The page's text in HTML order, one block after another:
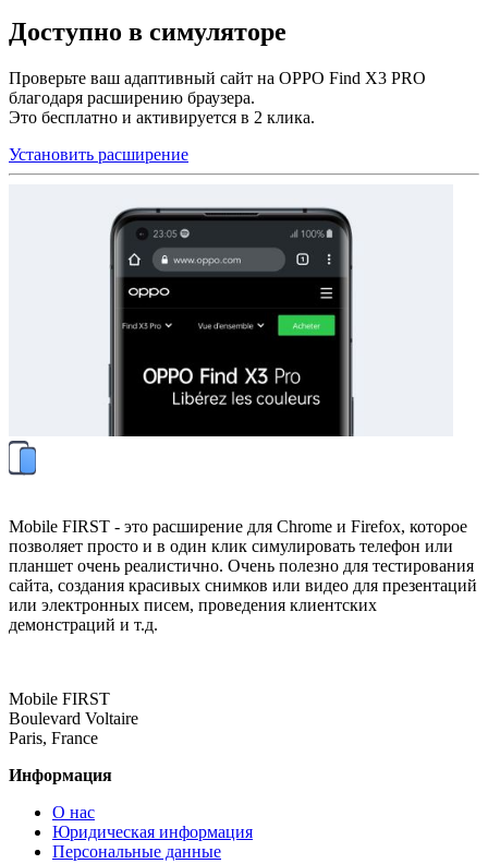
Доступно в симуляторе
Проверьте ваш адаптивный сайт на OPPO Find X3 PRO
благодаря расширению браузера.
Это бесплатно и активируется в 2 клика.
Установить расширение
Mobile FIRST - это расширение для Chrome и Firefox, которое
позволяет просто и в один клик симулировать телефон или
планшет очень реалистично. Очень полезно для тестирования
сайта, создания красивых снимков или видео для презентаций
или электронных писем, проведения клиентских
демонстраций и т.д.
Mobile FIRST
Boulevard Voltaire
Paris, France
Информация
О нас
Юридическая информация
Персональные данные